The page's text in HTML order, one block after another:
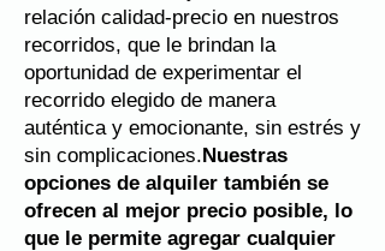
relación calidad-precio en nuestros
recorridos, que le brindan la
oportunidad de experimentar el
recorrido elegido de manera
auténtica y emocionante, sin estrés y
sin complicaciones.Nuestras
opciones de alquiler también se
ofrecen al mejor precio posible, lo
que le permite agregar cualquier